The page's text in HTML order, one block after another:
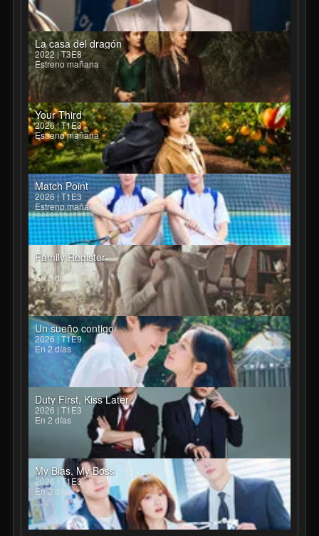
La casa del dragón
2022 | T3E8
Estreno mañana
Your Third
2026 | T1E3
Estreno mañana
Match Point
2026 | T1E3
Estreno mañana
Family Register
2026 | T1E26
En 2 días
Un sueño contigo
2026 | T1E9
En 2 días
Duty First, Kiss Later
2026 | T1E3
En 2 días
My Bias, My Boss
2026 | T1E3
En 2 días